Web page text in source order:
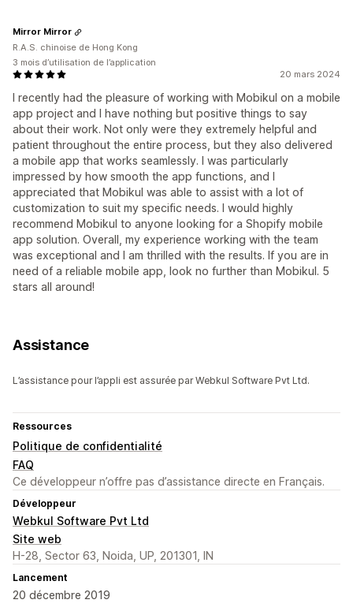
20 mars 2024
I recently had the pleasure of working with Mobikul on a mobile
app project and I have nothing but positive things to say
about their work. Not only were they extremely helpful and
patient throughout the entire process, but they also delivered
a mobile app that works seamlessly. I was particularly
impressed by how smooth the app functions, and I
appreciated that Mobikul was able to assist with a lot of
customization to suit my specific needs. I would highly
recommend Mobikul to anyone looking for a Shopify mobile
app solution. Overall, my experience working with the team
was exceptional and I am thrilled with the results. If you are in
need of a reliable mobile app, look no further than Mobikul. 5
stars all around!
Mirror Mirror
R.A.S. chinoise de Hong Kong
3 mois d’utilisation de l’application
Assistance
L’assistance pour l’appli est assurée par Webkul Software Pvt Ltd.
Ressources
Politique de confidentialité
FAQ
Ce développeur n’offre pas d’assistance directe en Français.
Développeur
Webkul Software Pvt Ltd
Site web
H-28, Sector 63, Noida, UP, 201301, IN
Lancement
20 décembre 2019